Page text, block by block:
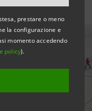
prestare o meno
la configurazione e
momento accedendo
policy).